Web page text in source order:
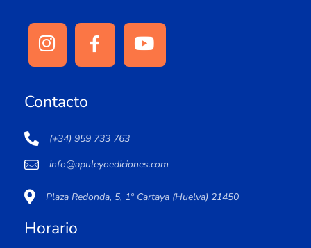
Contacto
(+34) 959 733 763
info@apuleyoediciones.com
Plaza Redonda, 5, 1º Cartaya (Huelva) 21450
Horario